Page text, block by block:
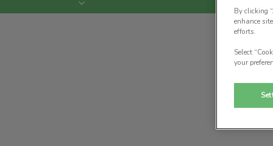
By clicking
enhance
efforts.
Select
your